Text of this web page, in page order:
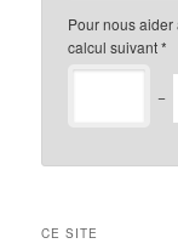
Pour nous
calcul suivant*
−
CE SITE